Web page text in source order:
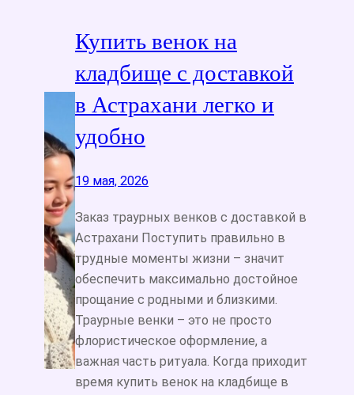
Купить венок на
кладбище с доставкой
в Астрахани легко и
удобно
19 мая, 2026
Заказ траурных венков с доставкой в
Астрахани Поступить правильно в
трудные моменты жизни – значит
обеспечить максимально достойное
прощание с родными и близкими.
Траурные венки – это не просто
флористическое оформление, а
важная часть ритуала. Когда приходит
время купить венок на кладбище в